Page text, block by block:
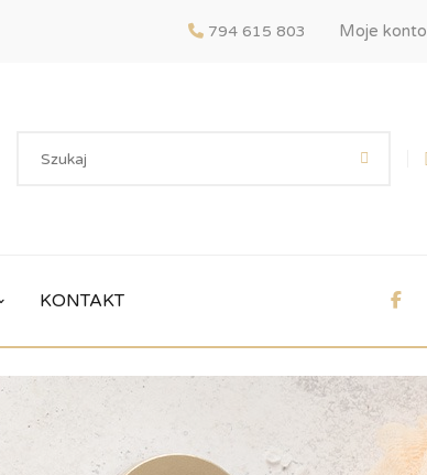
794 615 803 Moje konto
KONTAKT